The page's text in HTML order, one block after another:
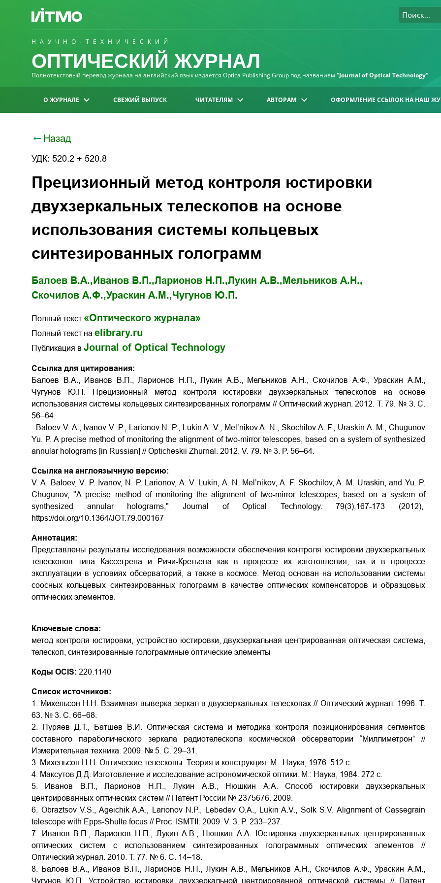
НАУЧНО-ТЕХНИЧЕСКИЙ
ОПТИЧЕСКИЙ ЖУРНАЛ
Полнотекстовый перевод журнала на английский язык издаётся Optica Publishing Group под названием “Journal of Optical Technology“
О ЖУРНАЛЕ СВЕЖИЙ ВЫПУСК ЧИТАТЕЛЯМ АВТОРАМ ОФОРМЛЕНИЕ ССЫЛОК НА НАШ
Назад
УДК: 520.2 + 520.8
Прецизионный метод контроля юстировки
двухзеркальных телескопов на основе
использования системы кольцевых
синтезированных голограмм
Балоев В.А., Иванов В.П.,Ларионов Н.П.,Лукин А.В., Мельников А.Н.,
Скочилов А.Ф.,Ураскин А.М.,Чугунов Ю.П.
Полный текст «Оптического журнала»
Полный текст на elibrary.ru
Публикация в Journal of Optical Technology
Ссылка для цитирования:
Балоев В.А., Иванов В.П., Ларионов Н.П., Лукин А.В., Мельников А.Н., Скочилов А.Ф., Ураскин А.М.,
Чугунов Ю.П. Прецизионный метод контроля юстировки двухзеркальных телескопов на основе
использования системы кольцевых синтезированных голограмм // Оптический журнал. 2012. Т. 79. № 3. С.
56–64.
Baloev V. A., Ivanov V. P., Larionov N. P., Lukin A. V., Mel’nikov A. N., Skochilov A. F., Uraskin A. M., Chugunov
Yu. P. A precise method of monitoring the alignment of two-mirror telescopes, based on a system of synthesized
annular holograms [in Russian] // Opticheskii Zhurnal. 2012. V. 79. № 3. P. 56–64.
Ссылка на англоязычную версию:
V. A. Baloev, V. P. Ivanov, N. P. Larionov, A. V. Lukin, A. N. Mel’nikov, A. F. Skochilov, A. M. Uraskin, and Yu. P.
Chugunov, "A precise method of monitoring the alignment of two-mirror telescopes, based on a system of
synthesized annular holograms," Journal of Optical Technology. 79(3),167-173 (2012),
https://doi.org/10.1364/JOT.79.000167
Аннотация:
Представлены результаты исследования возможности обеспечения контроля юстировки двухзеркальных
телескопов типа Кассегрена и Ричи-Кретьена как в процессе их изготовления, так и в процессе
эксплуатации в условиях обсерваторий, а также в космосе. Метод основан на использовании системы
соосных кольцевых синтезированных голограмм в качестве оптических компенсаторов и образцовых
оптических элементов.
Ключевые слова:
метод контроля юстировки, устройство юстировки, двухзеркальная центрированная оптическая система,
телескоп, синтезированные голограммные оптические элементы
Коды OCIS: 220.1140
Список источников:
1. Михельсон Н.Н. Взаимная выверка зеркал в двухзеркальных телескопах // Оптический журнал. 1996. Т.
63. № 3. С. 66–68.
2. Пуряев Д.Т., Батшев В.И. Оптическая система и методика контроля позиционирования сегментов
составного параболического зеркала радиотелескопа космической обсерватории “Миллиметрон” //
Измерительная техника. 2009. № 5. С. 29–31.
3. Михельсон Н.Н. Оптические телескопы. Теория и конструкция. М.: Наука, 1976. 512 с.
4. Максутов Д.Д. Изготовление и исследование астрономической оптики. М.: Наука, 1984. 272 с.
5. Иванов В.П., Ларионов Н.П., Лукин А.В., Нюшкин А.А. Способ юстировки двухзеркальных
центрированных оптических систем // Патент России № 2375676. 2009.
6. Obraztsov V.S., Ageichik A.A., Larionov N.P., Lebedev O.A., Lukin A.V., Solk S.V. Alignment of Cassegrain
telescope with Epps-Shulte focus // Proc. ISMTII. 2009. V. 3. P. 233–237.
7. Иванов В.П., Ларионов Н.П., Лукин А.В., Нюшкин А.А. Юстировка двухзеркальных центрированных
оптических систем с использованием синтезированных голограммных оптических элементов //
Оптический журнал. 2010. Т. 77. № 6. С. 14–18.
8. Балоев В.А., Иванов В.П., Ларионов Н.П., Лукин А.В., Мельников А.Н., Скочилов А.Ф., Ураскин А.М.,
Чугунов Ю.П. Устройство юстировки двухзеркальной центрированной оптической системы // Патент